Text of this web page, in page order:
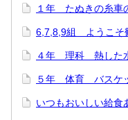
１年 たぬきの糸車
6,7,8,9組 ようこそ
４年 理科 熱した
５年 体育 バスケ
いつもおいしい給食